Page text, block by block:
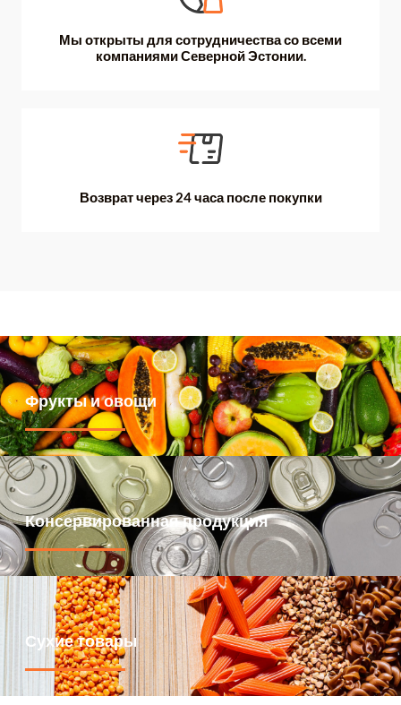
Мы открыты для сотрудничества со всеми
компаниями Северной Эстонии.
Возврат через 24 часа после покупки
Фрукты и овощи
Консервированная продукция
Сухие товары